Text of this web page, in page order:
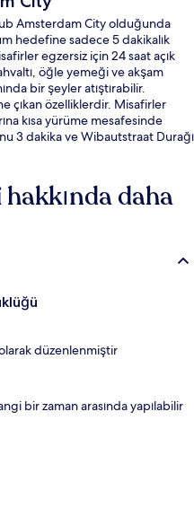
Amsterdam City olduğunda
hedefine sadece 5 dakikalık
egzersiz için 24 saat açık
öğle yemeği ve akşam
bir şeyler atıştırabilir.
çıkan özelliklerdir. Misafirler
kısa yürüme mesafesinde
3 dakika ve Wibautstraat Durağı
daha
düzenlenmiştir
bir zaman arasında yapılabilir